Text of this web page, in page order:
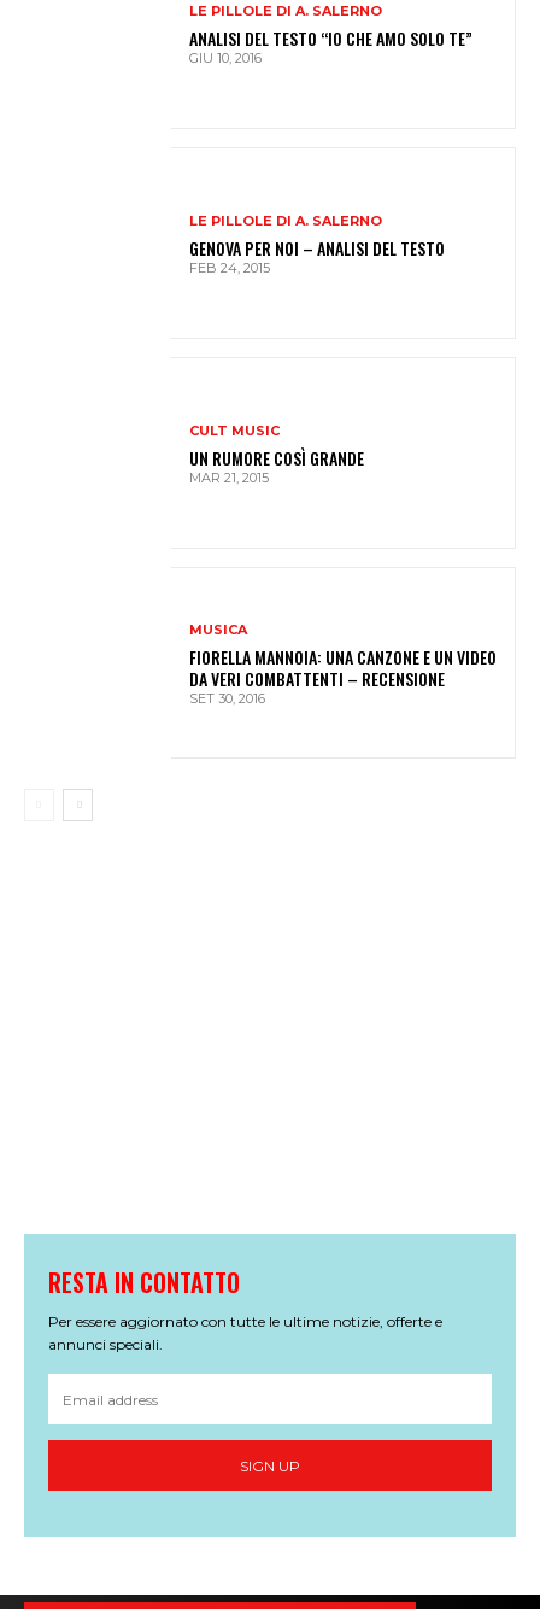
LE PILLOLE DI A. SALERNO
ANALISI DEL TESTO “IO CHE AMO SOLO TE”
GIU 10, 2016
LE PILLOLE DI A. SALERNO
GENOVA PER NOI – ANALISI DEL TESTO
FEB 24, 2015
CULT MUSIC
UN RUMORE COSÌ GRANDE
MAR 21, 2015
MUSICA
FIORELLA MANNOIA: UNA CANZONE E UN VIDEO
DA VERI COMBATTENTI – RECENSIONE
SET 30, 2016
RESTA IN CONTATTO
Per essere aggiornato con tutte le ultime notizie, offerte e
annunci speciali.
SIGN UP